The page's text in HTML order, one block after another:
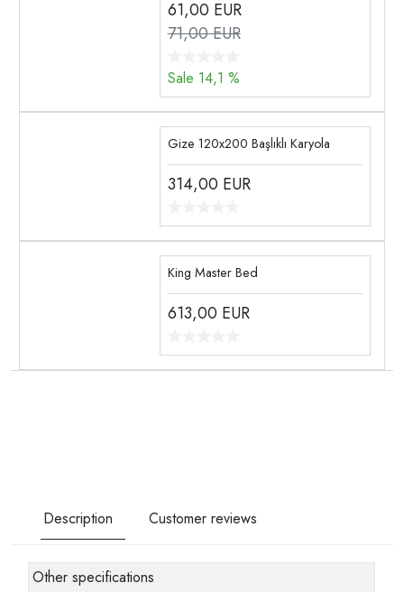
61,00 EUR
71,00 EUR
Sale 14,1 %
Gize 120x200 Başlıklı Karyola
314,00 EUR
King Master Bed
613,00 EUR
Description Customer reviews
Other specifications